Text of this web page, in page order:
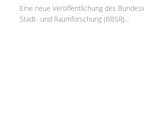
Eine neue Veröffentlichung des
Stadt- und Raumforschung (BBSR)...